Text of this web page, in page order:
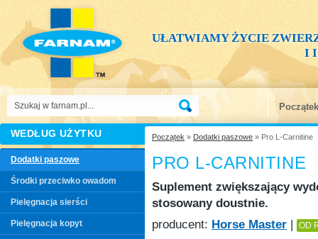
UŁATWIAMY ŻYCIE
I
Początek
Początek » Dodatki paszowe » Pro L-Carnitine
PRO L-CARNITINE
Suplement zwiększający
stosowany doustnie.
producent: Horse Master OD
WEDŁUG UŻYTKU
Dodatki paszowe
Środki przeciwko owadom
Pielęgnacja sierści
Pielęgnacja kopyt